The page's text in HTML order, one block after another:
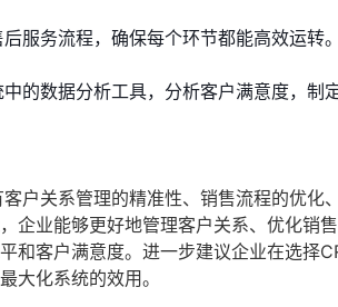
后服务流程，确保每个环节都能高效运转。
的数据分析工具，分析客户满意度，制
户关系管理的精准性、销售流程的优
企业能够更好地管理客户关系、优化销
和客户满意度。进一步建议企业在选择
大化系统的效用。